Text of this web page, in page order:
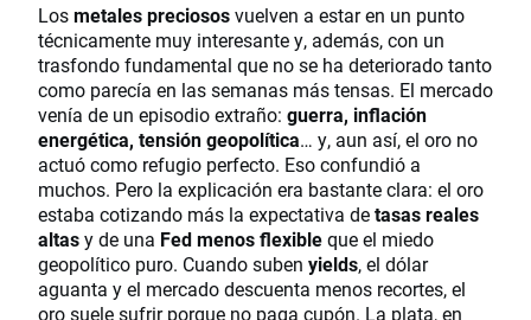
Losmetales preciososvuelven a estar en un punto
técnicamente muy interesante y, además, con un
trasfondo fundamental que no se ha deteriorado tanto
como parecía en las semanas más tensas. El mercado
venía de un episodio extraño: guerra, inflación
energética, tensión geopolítica… y, aun así, el oro no
actuó como refugio perfecto. Eso confundió a
muchos. Pero la explicación era bastante clara: el oro
estaba cotizando más la expectativa detasas reales
altasy de una Fed menos flexibleque el miedo
geopolítico puro. Cuando suben yields, el dólar
aguanta y el mercado descuenta menos recortes, el
oro suele sufrir porque no paga cupón. La plata, en